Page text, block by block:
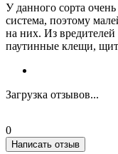
У данного сорта
система, поэтому
на них. Из
паутинные клещи,
Загрузка отзывов...
0
Написать отзыв